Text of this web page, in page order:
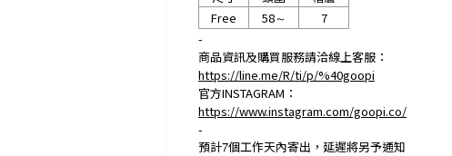
Free
58～
7
-
商品資訊及購買服務請洽線上客服：
https://line.me/R/ti/p/%40goopi
官方INSTAGRAM：
https://www.instagram.com/goopi.co/
-
預計7個工作天內寄出，延遲將另予通知